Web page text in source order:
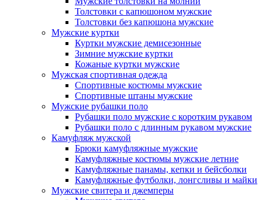
Толстовки с капюшоном мужские
Толстовки без капюшона мужские
Мужские куртки
Куртки мужские демисезонные
Зимние мужские куртки
Кожаные куртки мужские
Мужская спортивная одежда
Спортивные костюмы мужские
Спортивные штаны мужские
Мужские рубашки поло
Рубашки поло мужские с коротким рукавом
Рубашки поло с длинным рукавом мужские
Камуфляж мужской
Брюки камуфляжные мужские
Камуфляжные костюмы мужские летние
Камуфляжные панамы, кепки и бейсболки
Камуфляжные футболки, лонгсливы и майки
Мужские свитера и джемперы